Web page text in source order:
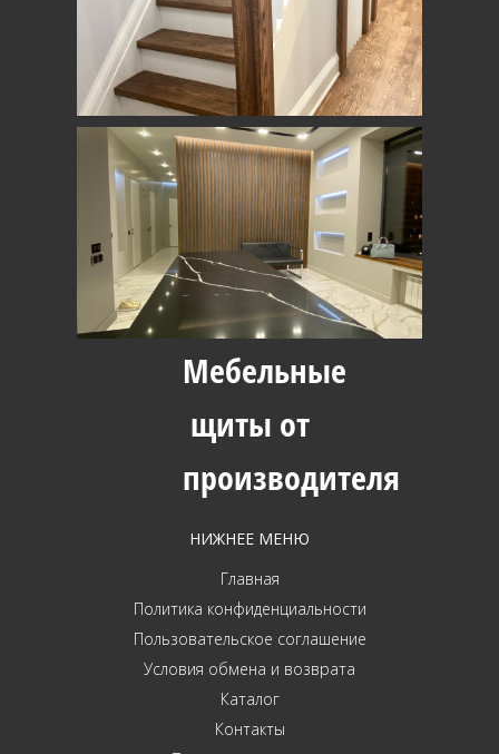
Мебельные
щиты от
производителя
НИЖНЕЕ МЕНЮ
Главная
Политика конфиденциальности
Пользовательское соглашение
Условия обмена и возврата
Каталог
Контакты